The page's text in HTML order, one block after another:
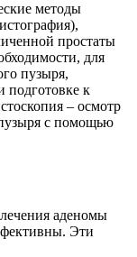
методы
простаты
для
пузыря,
к
– осмотр
с помощью
аденомы
Эти